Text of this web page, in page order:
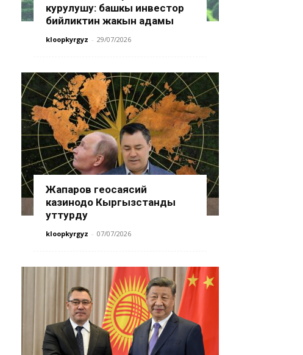
курулушу: башкы инвестор
бийликтин жакын адамы
kloopkyrgyz - 29/07/2026
Жапаров геосаясий
казинодо Кыргызстанды
уттурду
kloopkyrgyz - 07/07/2026